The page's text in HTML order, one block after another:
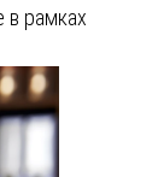
в рамках